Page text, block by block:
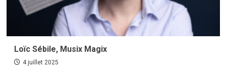
Loïc Sébile, Musix Magix
4 juillet 2025